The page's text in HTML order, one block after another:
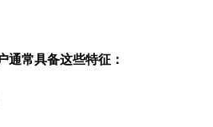
通常具备这些特征：